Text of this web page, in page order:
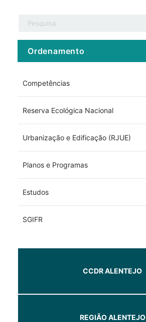
Ordenamento
Competências
Reserva Ecológica Nacional
Urbanização e Edificação (RJUE)
Planos e Programas
Estudos
SGIFR
CCDR ALENTEJO
REGIÃO ALENTEJO